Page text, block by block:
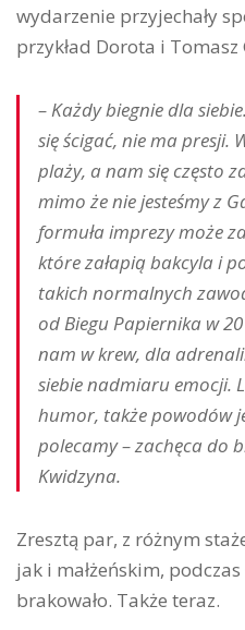
wydarzenie przyjechały
przykład Dorota i Tomasz
– Każdy biegnie dla
się ścigać, nie ma presji.
plaży, a nam się często
mimo że nie jesteśmy z
formuła imprezy może
które załapią bakcyla i
takich normalnych
od Biegu Papiernika w
nam w krew, dla
siebie nadmiaru emocji.
humor, także powodów
polecamy – zachęca do
Kwidzyna.
Zresztą par, z różnym
jak i małżeńskim,
brakowało. Także teraz.